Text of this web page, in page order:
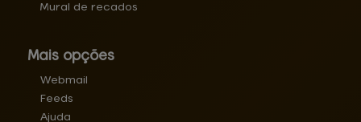
Mural de recados
Mais opções
Webmail
Feeds
Ajuda